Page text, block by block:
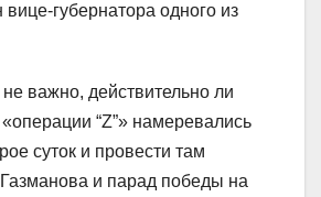
губернатора одного из
важно, действительно ли
“Z”» намеревались
суток и провести там
и парад победы на